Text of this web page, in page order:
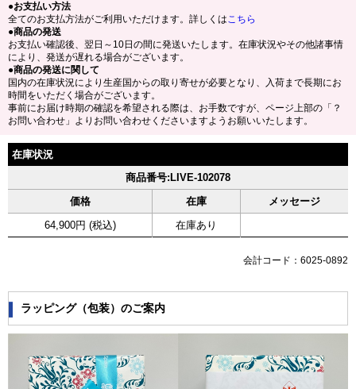
●お支払い方法
全てのお支払方法がご利用いただけます。詳しくはこちら
●商品の発送
お支払い確認後、翌日～10日の間に発送いたします。在庫状況やその他諸事情
により、発送が遅れる場合がございます。
●商品の発送に関して
国内の在庫状況により生産国からの取り寄せが必要となり、入荷まで長期にお
時間をいただく場合がございます。
事前にお届け時期の確認を希望される際は、お手数ですが、ページ上部の「？
お問い合わせ」よりお問い合わせくださいますようお願いいたします。
在庫状況
商品番号:LIVE-102078
価格
在庫
メッセージ
64,900円 (税込)
在庫あり
会計コード：6025-0892
ラッピング（包装）のご案内